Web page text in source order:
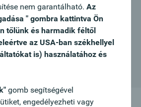
meghirdetett állásra
nem garantálható. Az
" gombra kattintva Ön
tőlünk és harmadik féltől
az USA-ban székhellyel
is) használatához és
gomb segítségével
engedélyezheti vagy